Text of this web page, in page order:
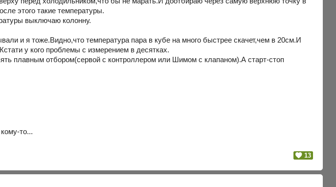
этого такие температуры.
выключаю колонну.
и я тоже.Видно,что температура пара в кубе на много быстрее скачет,чем в 20см.И
у кого проблемы с измерением в десятках.
плавным отбором(сервой с контроллером или Шимом с клапаном).А старт-стоп
то...
13